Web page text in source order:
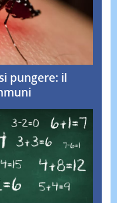
pungere: il